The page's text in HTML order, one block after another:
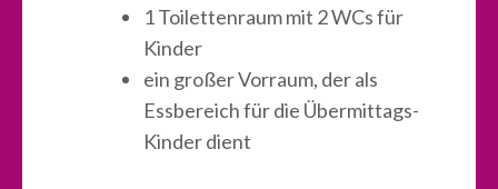
1 Toilettenraum mit 2 WCs für
Kinder
ein großer Vorraum, der als
Essbereich für die Übermittags-
Kinder dient